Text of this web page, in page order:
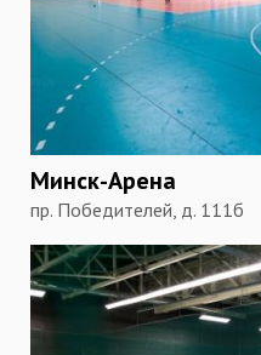
Минск-Арена
пр. Победителей, д. 111б